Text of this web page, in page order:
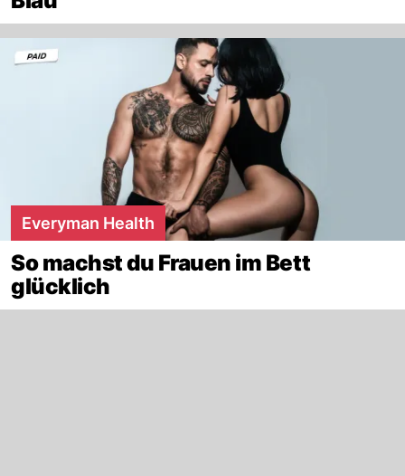
Everyman Health
So machst du Frauen im Bett
glücklich